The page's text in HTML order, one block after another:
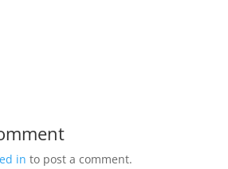
in to post a comment.